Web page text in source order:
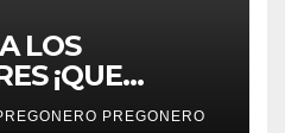
LOS
¡QUE
PREGONERO